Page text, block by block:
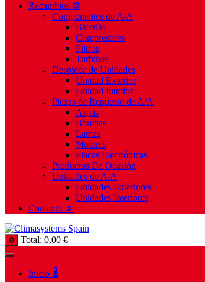
Recambios ⚙️
Componentes de A/A
Baterías
Compresores
Filtros
Turbinas
Despiece de Unidades
Unidad Exterior
Unidad Interior
Piezas de Repuesto de A/A
Aspas
Bombas
Lamas
Motores
Placas Electrónicas
Productos De Ocasión
Unidades de A/A
Unidades Exteriores
Unidades Interiores
Contacto 📡
0 Total: 0,00 €
Inicio 🌡️